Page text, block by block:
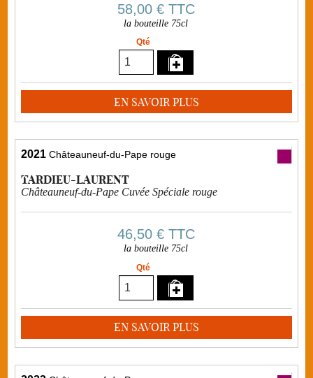
58,00 €TTC
la bouteille 75cl
Qté
EN SAVOIR PLUS
2021 Châteauneuf-du-Pape rouge
TARDIEU-LAURENT
Châteauneuf-du-Pape Cuvée Spéciale rouge
46,50 €TTC
la bouteille 75cl
Qté
EN SAVOIR PLUS